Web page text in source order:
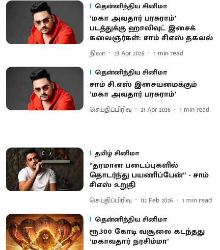
தென்னிந்திய சினிமா
‘மகா அவதார் பரசு​ராம்’
படத்துக்கு ஹாலிவுட் இசைக்
கலைஞர்​கள்: சாம் சிஎஸ் தகவல்
நிலா 23 Apr 2026 1 min read
தென்னிந்திய சினிமா
சாம் சி.எஸ் இசையமைக்கும்
‘மகா அவதார் பரசுராம்’
செய்திப்பிரிவு 21 Apr 2026 1 min read
தமிழ் சினிமா
“தர​மான படைப்​பு​களில்
தொடர்ந்து பயணிப்பேன்” - சாம்
சிஎஸ் உறுதி
செய்திப்பிரிவு 02 Feb 2026 1 min read
தென்னிந்திய சினிமா
ரூ.300 கோடி வசூலை கடந்தது
‘மகாவதார் நரசிம்மா’